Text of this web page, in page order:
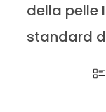
della pelle
standard